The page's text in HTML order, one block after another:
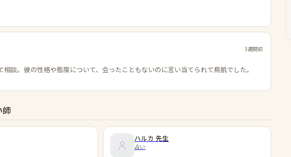
3週間前
相談。彼の性格や態度について、会ったこともないのに言い当てられて鳥肌でした。
師
ハルカ 先生
占い